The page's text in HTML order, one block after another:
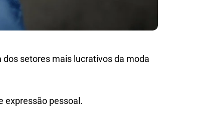
setores mais lucrativos da moda
expressão pessoal.